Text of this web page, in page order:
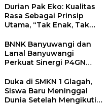
Donor Darah
Durian Pak Eko: Kualitas
Rasa Sebagai Prinsip
Utama, “Tak Enak, Tak
BNNK Banyuwangi dan
Lanal Banyuwangi
Perkuat Sinergi P4GN
Duka di SMKN 1 Glagah,
Siswa Baru Meninggal
Dunia Setelah Mengikuti